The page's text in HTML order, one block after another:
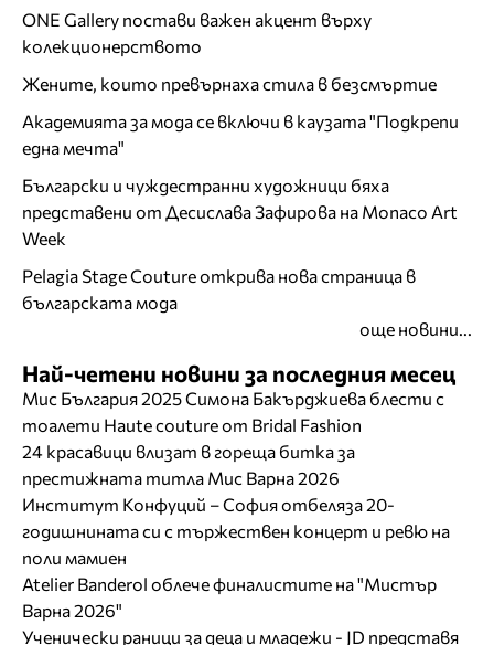
ONE Gallery постави важен акцент върху
колекционерството
Жените, които превърнаха стила в безсмъртие
Академията за мода се включи в каузата "Подкрепи
една мечта"
Български и чуждестранни художници бяха
представени от Десислава Зафирова на Monaco Art
Week
Pelagia Stage Couture открива нова страница в
българската мода
още новини...
Най-четени новини за последния месец
Мис България 2025 Симона Бакърджиева блести с
тоалети Haute couture от Bridal Fashion
24 красавици влизат в гореща битка за
престижната титла Мис Варна 2026
Институт Конфуций – София отбеляза 20-
годишнината си с тържествен концерт и ревю на
поли мамиен
Atelier Banderol облече финалистите на "Мистър
Варна 2026"
Ученически раници за деца и младежи - JD представя